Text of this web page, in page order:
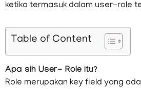
ketika termasuk dalam user-role
Table of Content
Apa sih User- Role itu?
Role merupakan key field yang